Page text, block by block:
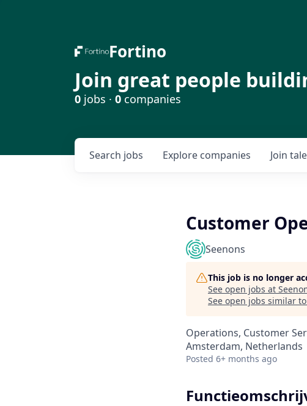
Fortino
Join great people
0 jobs · 0 companies
Search jobs Explore companies Join
Customer
Seenons
This job is no longer
See open jobs at
See open jobs similar
Operations, Customer
Amsterdam, Netherlands
Posted 6+ months ago